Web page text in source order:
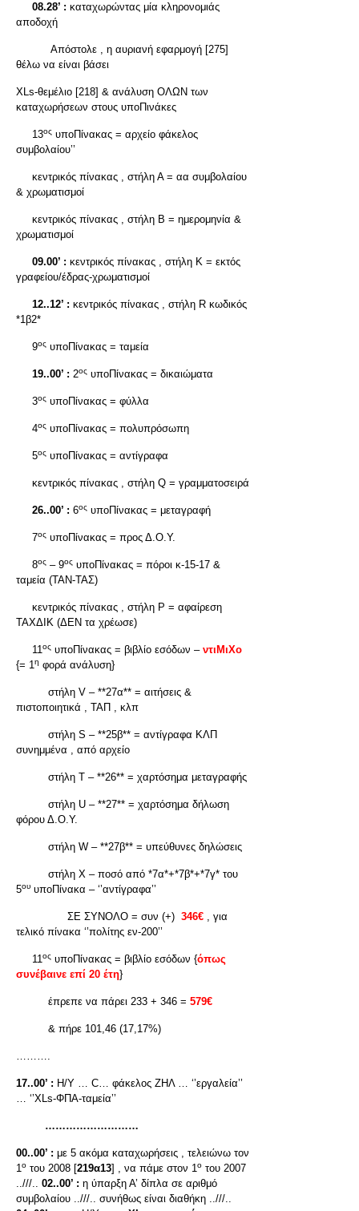
08.28’ : καταχωρώντας μία κληρονομιάς
αποδοχή
Απόστολε , η αυριανή εφαρμογή [275]
θέλω να είναι βάσει
XLs-θεμέλιο [218] & ανάλυση ΟΛΩΝ των
καταχωρήσεων στους υποΠινάκες
13ος υποΠίνακας = αρχείο φάκελος
συμβολαίου’’
κεντρικός πίνακας , στήλη Α = αα συμβολαίου
& χρωματισμοί
κεντρικός πίνακας , στήλη Β = ημερομηνία &
χρωματισμοί
09.00’ : κεντρικός πίνακας , στήλη Κ = εκτός
γραφείου/έδρας-χρωματισμοί
12..12’ : κεντρικός πίνακας , στήλη R κωδικός
*1β2*
9ος υποΠίνακας = ταμεία
19..00’ : 2ος υποΠίνακας = δικαιώματα
3ος υποΠίνακας = φύλλα
4ος υποΠίνακας = πολυπρόσωπη
5ος υποΠίνακας = αντίγραφα
κεντρικός πίνακας , στήλη Q = γραμματοσειρά
26..00’ : 6ος υποΠίνακας = μεταγραφή
7ος υποΠίνακας = προς Δ.Ο.Υ.
8ος – 9ος υποΠίνακας = πόροι κ-15-17 &
ταμεία (ΤΑΝ-ΤΑΣ)
κεντρικός πίνακας , στήλη Ρ = αφαίρεση
ΤΑΧΔΙΚ (ΔΕΝ τα χρέωσε)
11ος υποΠίνακας = βιβλίο εσόδων – ντιΜιΧο
{= 1η φορά ανάλυση}
στήλη V – **27α** = αιτήσεις &
πιστοποιητικά , ΤΑΠ , κλπ
στήλη S – **25β** = αντίγραφα ΚΛΠ
συνημμένα , από αρχείο
στήλη Τ – **26** = χαρτόσημα μεταγραφής
στήλη U – **27** = χαρτόσημα δήλωση
φόρου Δ.Ο.Υ.
στήλη W – **27β** = υπεύθυνες δηλώσεις
στήλη Χ – ποσό από *7α*+*7β*+*7γ* του
5ου υποΠίνακα – ‘’αντίγραφα’’
ΣΕ ΣΥΝΟΛΟ = συν (+) 346€ , για
τελικό πίνακα ‘’πολίτης εν-200’’
11ος υποΠίνακας = βιβλίο εσόδων {όπως
συνέβαινε επί 20 έτη}
έπρεπε να πάρει 233 + 346 = 579€
& πήρε 101,46 (17,17%)
……….
17..00’ : H/Y … C… φάκελος ΖΗΛ … ‘’εργαλεία’’
… ‘’ΧLs-ΦΠΑ-ταμεία’’
………………………
00..00’ : με 5 ακόμα καταχωρήσεις , τελειώνω τον
1ο του 2008 [219α13] , να πάμε στον 1ο του 2007
..///.. 02..00’ : η ύπαρξη Α’ δίπλα σε αριθμό
συμβολαίου ..///.. συνήθως είναι διαθήκη ..///..